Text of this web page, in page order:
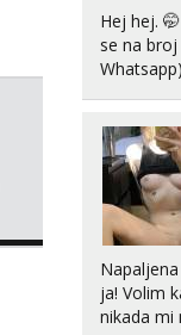
Hej hej.
se na
ja! Volim
nikada mi